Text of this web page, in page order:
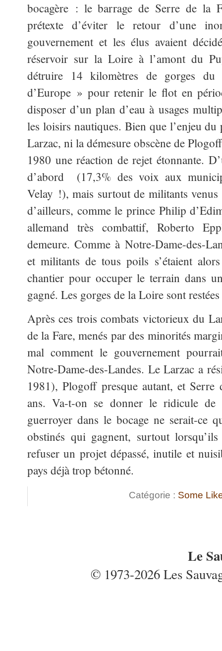
bocagère : le barrage de Serre de la
prétexte d’éviter le retour d’une
gouvernement et les élus avaient
réservoir sur la Loire à l’amont du
détruire 14 kilomètres de gorges du
d’Europe » pour retenir le flot en
disposer d’un plan d’eau à usages
les loisirs nautiques. Bien que l’enjeu
Larzac, ni la démesure obscène de
1980 une réaction de rejet étonnante.
d’abord (17,3% des voix aux
Velay !), mais surtout de militants venus
d’ailleurs, comme le prince Philip
allemand très combattif, Roberto
demeure. Comme à Notre-Dame-des-
et militants de tous poils s’étaient
chantier pour occuper le terrain dans
gagné. Les gorges de la Loire sont
Après ces trois combats victorieux du
de la Fare, menés par des minorités
mal comment le gouvernement
Notre-Dame-des-Landes. Le Larzac a
1981), Plogoff presque autant, et
ans. Va-t-on se donner le ridicule de
guerroyer dans le bocage ne serait-ce
obstinés qui gagnent, surtout
refuser un projet dépassé, inutile et
pays déjà trop bétonné.
Catégorie : Some
Le
© 1973-2026 Les